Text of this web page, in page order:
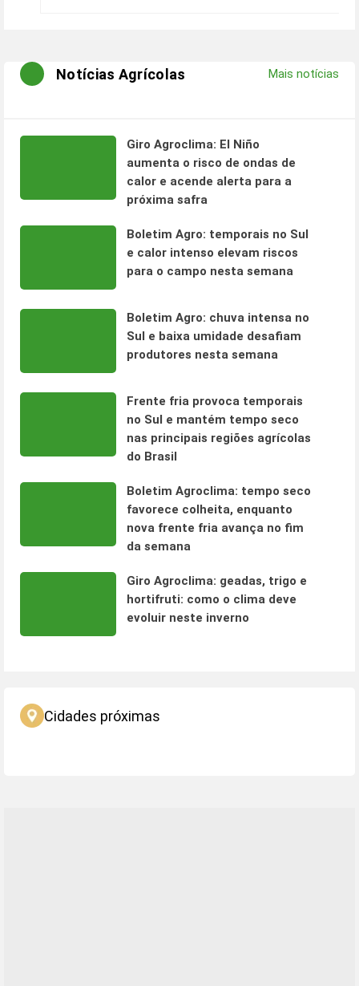
Notícias Agrícolas Mais notícias
Giro Agroclima: El Niño
aumenta o risco de ondas de
calor e acende alerta para a
próxima safra
Boletim Agro: temporais no Sul
e calor intenso elevam riscos
para o campo nesta semana
Boletim Agro: chuva intensa no
Sul e baixa umidade desafiam
produtores nesta semana
Frente fria provoca temporais
no Sul e mantém tempo seco
nas principais regiões agrícolas
do Brasil
Boletim Agroclima: tempo seco
favorece colheita, enquanto
nova frente fria avança no fim
da semana
Giro Agroclima: geadas, trigo e
hortifruti: como o clima deve
evoluir neste inverno
Cidades próximas